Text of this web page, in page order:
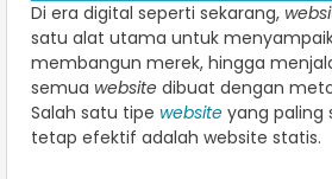
Di era digital seperti sekarang,
satu alat utama untuk
membangun merek, hingga
semua website dibuat dengan
Salah satu tipe website yang paling
tetap efektif adalah website statis.